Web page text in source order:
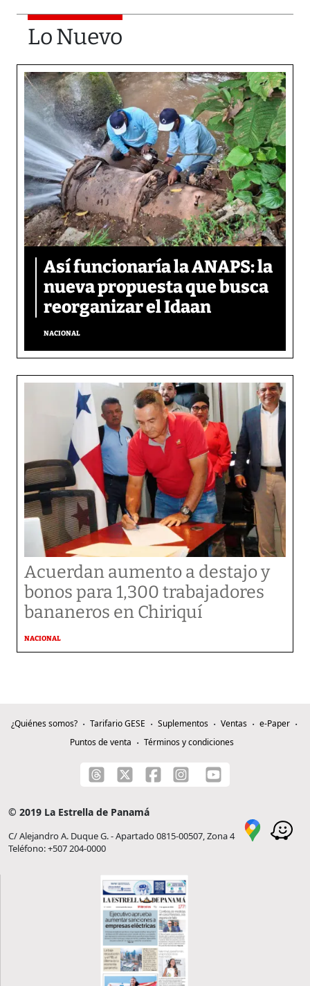
Lo Nuevo
Así funcionaría la ANAPS: la
nueva propuesta que busca
reorganizar el Idaan
NACIONAL
Acuerdan aumento a destajo y
bonos para 1,300 trabajadores
bananeros en Chiriquí
NACIONAL
¿Quiénes somos? Tarifario GESE Suplementos Ventas
e-Paper
Puntos de venta
Términos y condiciones
© 2019 La Estrella de Panamá
C/ Alejandro A. Duque G. - Apartado 0815-00507, Zona 4
Teléfono: +507 204-0000